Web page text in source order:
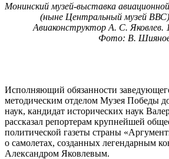
Монинский музей-выставка
(ныне Центральный музей
Авиаконструктор А. С. Яковлев.
Фото: В.
Исполняющий обязанности
методическим отделом Музея Победы
наук, кандидат исторических наук
рассказал репортерам крупнейшей
политической газеты страны
о самолетах, созданных легендарным
Александром Яковлевым.